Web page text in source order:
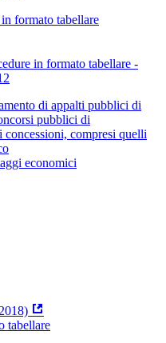
formato tabellare
in formato tabellare -
di appalti pubblici di
pubblici di
compresi quelli
economici
tabellare